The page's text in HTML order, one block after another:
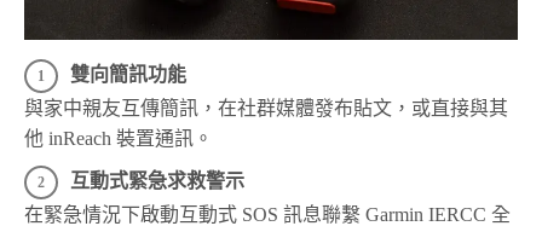
雙向簡訊功能
與家中親友互傳簡訊，在社群媒體發布貼文，或直接與其
他 inReach 裝置通訊。
互動式緊急求救警示
在緊急情況下啟動互動式 SOS 訊息聯繫 Garmin IERCC 全